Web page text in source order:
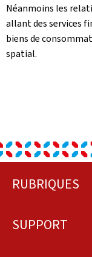
Néanmoins les
allant des services
biens de
spatial.
Pied
page
RUBRIQUES
SUPPORT